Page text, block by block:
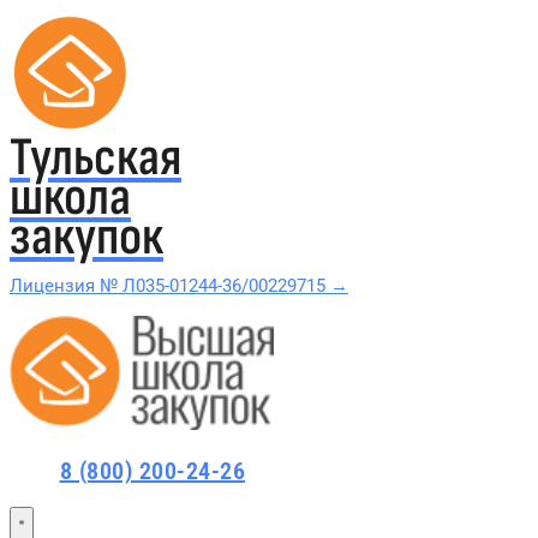
Тульская
школа
закупок
Лицензия № Л035-01244-36/00229715 →
Проверить в реестре Рособрнадзора →
Курсы по 44-ФЗ
8 (800) 200-24-26